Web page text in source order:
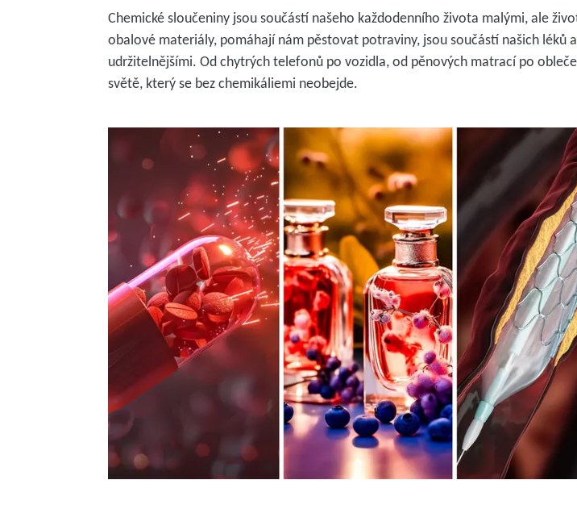
Chemické sloučeniny jsou součástí našeho každodenního života malými, ale
obalové materiály, pomáhají nám pěstovat potraviny, jsou součástí našich léků
udržitelnějšími. Od chytrých telefonů po vozidla, od pěnových matrací po
světě, který se bez chemikáliemi neobejde.